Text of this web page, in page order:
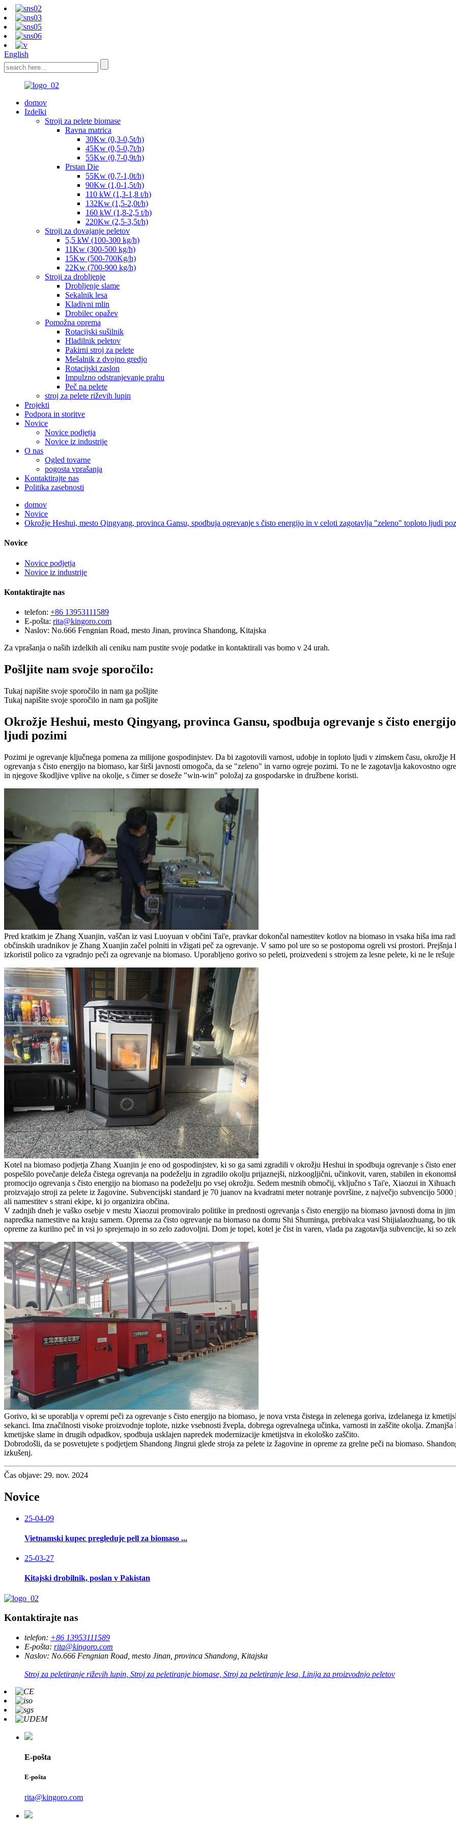
English
domov
Izdelki
Stroji za pelete biomase
Ravna matrica
30Kw (0,3-0,5t/h)
45Kw (0,5-0,7t/h)
55Kw (0,7-0,9t/h)
Prstan Die
55Kw (0,7-1,0t/h)
90Kw (1,0-1,5t/h)
110 kW (1,3-1,8 t/h)
132Kw (1,5-2,0t/h)
160 kW (1,8-2,5 t/h)
220Kw (2,5-3,5t/h)
Stroji za dovajanje peletov
5,5 kW (100-300 kg/h)
11Kw (300-500 kg/h)
15Kw (500-700Kg/h)
22Kw (700-900 kg/h)
Stroji za drobljenje
Drobljenje slame
Sekalnik lesa
Kladivni mlin
Drobilec opažev
Pomožna oprema
Rotacijski sušilnik
Hladilnik peletov
Pakirni stroj za pelete
Mešalnik z dvojno gredjo
Rotacijski zaslon
Impulzno odstranjevanje prahu
Peč na pelete
stroj za pelete riževih lupin
Projekti
Podpora in storitve
Novice
Novice podjetja
Novice iz industrije
O nas
Ogled tovarne
pogosta vprašanja
Kontaktirajte nas
Politika zasebnosti
domov
Novice
Okrožje Heshui, mesto Qingyang, provinca Gansu, spodbuja ogrevanje s čisto energijo in v celoti zagotavlja "zeleno" toploto ljudi
Novice
Novice podjetja
Novice iz industrije
Kontaktirajte nas
telefon: +86 13953111589
E-pošta: rita@kingoro.com
Naslov: No.666 Fengnian Road, mesto Jinan, provinca Shandong, Kitajska
Za vprašanja o naših izdelkih ali ceniku nam pustite svoje podatke in kontaktirali vas bomo v 24 urah.
Pošljite nam svoje sporočilo:
Tukaj napišite svoje sporočilo in nam ga pošljite
Tukaj napišite svoje sporočilo in nam ga pošljite
Okrožje Heshui, mesto Qingyang, provinca Gansu, spodbuja ogrevanje s čisto
ljudi pozimi
Pozimi je ogrevanje ključnega pomena za milijone gospodinjstev. Da bi zagotovili varnost, udobje in toploto ljudi v zimskem času, okrožje
ogrevanja s čisto energijo na biomaso, kar širši javnosti omogoča, da se "zeleno" in varno ogreje pozimi. To ne le zagotavlja kakovostno
in njegove škodljive vplive na okolje, s čimer se doseže "win-win" položaj za gospodarske in družbene koristi.
Pred kratkim je Zhang Xuanjin, vaščan iz vasi Luoyuan v občini Tai'e, pravkar dokončal namestitev kotlov na biomaso in vsaka hiša ima
občinskih uradnikov je Zhang Xuanjin začel polniti in vžigati peč za ogrevanje. V samo pol ure so se postopoma ogreli vsi prostori.
izkoristil polico za vgradnjo peči za ogrevanje na biomaso. Uporabljeno gorivo so peleti, proizvedeni s strojem za lesne pelete, ki ne le
Kotel na biomaso podjetja Zhang Xuanjin je eno od gospodinjstev, ki so ga sami zgradili v okrožju Heshui in spodbuja ogrevanje s čisto
pospešilo povečanje deleža čistega ogrevanja na podeželju in zgradilo okolju prijaznejši, nizkoogljični, učinkovit, varen, stabilen in
promocijo ogrevanja s čisto energijo na biomaso na podeželju po vsej okrožju. Sedem mestnih območij, vključno s Tai'e, Xiaozui in
proizvajajo stroji za pelete iz žagovine. Subvencijski standard je 70 juanov na kvadratni meter notranje površine, z največjo subvencijo
ali namestitev s strani ekipe, ki jo organizira občina.
V zadnjih dneh je vaško osebje v mestu Xiaozui promoviralo politike in prednosti ogrevanja s čisto energijo na biomaso javnosti doma in
napredka namestitve na kraju samem. Oprema za čisto ogrevanje na biomaso na domu Shi Shuminga, prebivalca vasi Shijialaozhuang, bo
opreme za kurilno peč in vsi jo sprejemajo in so zelo zadovoljni. Dom je topel, kotel je čist in varen, vlada pa zagotavlja subvencije, ki so
Gorivo, ki se uporablja v opremi peči za ogrevanje s čisto energijo na biomaso, je nova vrsta čistega in zelenega goriva, izdelanega iz
sekanci. Ima značilnosti visoke proizvodnje toplote, nizke vsebnosti žvepla, dobrega ogrevalnega učinka, varnosti in zaščite okolja.
kmetijske slame in drugih odpadkov, spodbuja usklajen napredek modernizacije kmetijstva in ekološko zaščito.
Dobrodošli, da se posvetujete s podjetjem Shandong Jingrui glede stroja za pelete iz žagovine in opreme za grelne peči na biomaso.
izkušenj.
Čas objave: 29. nov. 2024
Novice
25-04-09
Vietnamski kupec pregleduje pell za biomaso ...
25-03-27
Kitajski drobilnik, poslan v Pakistan
Kontaktirajte nas
telefon: +86 13953111589
E-pošta: rita@kingoro.com
Naslov: No.666 Fengnian Road, mesto Jinan, provinca Shandong, Kitajska
Stroj za peletiranje riževih lupin, Stroj za peletiranje biomase, Stroj za peletiranje lesa, Linija za proizvodnjo peletov
E-pošta
E-pošta
rita@kingoro.com